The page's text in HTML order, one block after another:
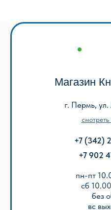
ИНФОРМАЦИЯ
Популярные
Игры, пазлы, канцтовары
О Перми и Пермском
О нас
Реквизиты
Оплата и доставка
Подарочный сертификат